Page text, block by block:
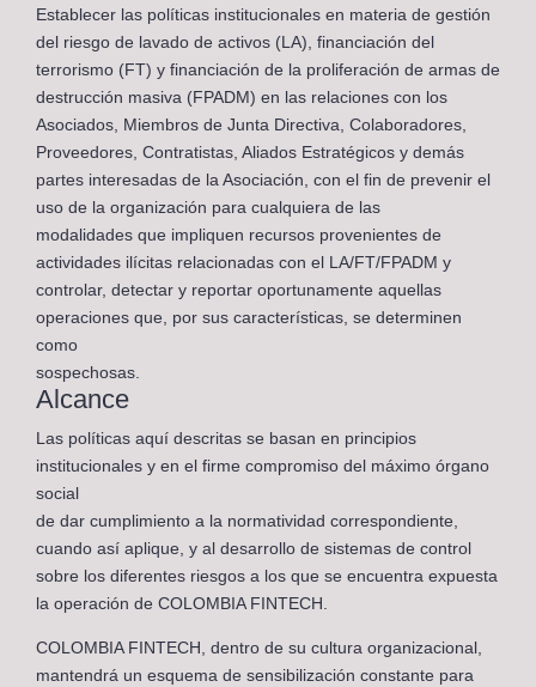
Establecer las políticas institucionales en materia de gestión
del riesgo de lavado de activos (LA), financiación del
terrorismo (FT) y financiación de la proliferación de armas de
destrucción masiva (FPADM) en las relaciones con los
Asociados, Miembros de Junta Directiva, Colaboradores,
Proveedores, Contratistas, Aliados Estratégicos y demás
partes interesadas de la Asociación, con el fin de prevenir el
uso de la organización para cualquiera de las
modalidades que impliquen recursos provenientes de
actividades ilícitas relacionadas con el LA/FT/FPADM y
controlar, detectar y reportar oportunamente aquellas
operaciones que, por sus características, se determinen
como
sospechosas.
Alcance
Las políticas aquí descritas se basan en principios
institucionales y en el firme compromiso del máximo órgano
social
de dar cumplimiento a la normatividad correspondiente,
cuando así aplique, y al desarrollo de sistemas de control
sobre los diferentes riesgos a los que se encuentra expuesta
la operación de COLOMBIA FINTECH.
COLOMBIA FINTECH, dentro de su cultura organizacional,
mantendrá un esquema de sensibilización constante para